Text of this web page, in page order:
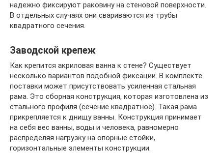
надежно фиксируют раковину на стеновой поверхности.
В отдельных случаях они свариваются из трубы
квадратного сечения.
Заводской крепеж
Как крепится акриловая ванна к стене? Существует
несколько вариантов подобной фиксации. В комплекте
поставки может присутствовать усиленная стальная
рама. Это сборная конструкция, которая изготовлена из
стального профиля (сечение квадратное). Такая рама
прикрепляется к днищу ванны. Конструкция принимает
на себя вес ванны, воды и человека, равномерно
распределяя нагрузку на опорные стойки,
горизонтальные элементы конструкции.